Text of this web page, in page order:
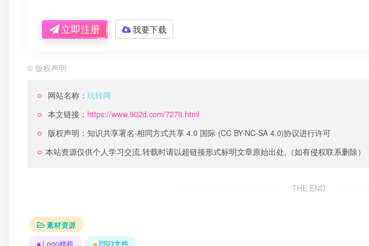
立即注册 我要下载
© 版权声明
网站名称： 玩转网
本文链接： https://www.902d.com/7270.html
版权声明： 知识共享署名-相同方式共享 4.0 国际 (CC BY-NC-SA 4.0)协议进行许可
本站资源仅供个人学习交流,转载时请以超链接形式标明文章原始出处,（如有侵权联系删除）
THE END
素材资源
Logo样机
PSD文件